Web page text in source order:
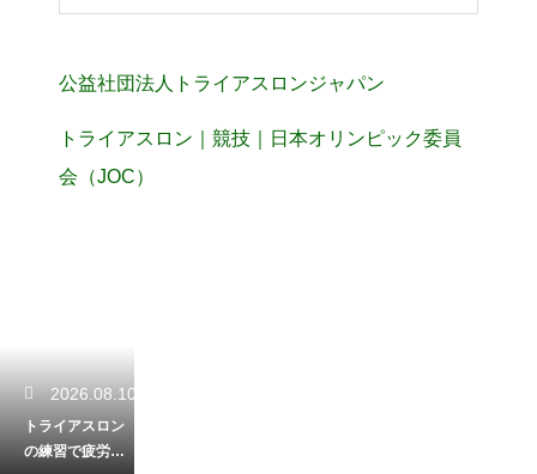
公益社団法人トライアスロンジャパン
トライアスロン｜競技｜日本オリンピック委員
会（JOC）
2026.08.10
トライアスロン
の練習で疲労が